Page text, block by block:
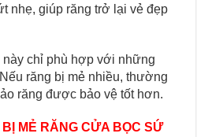
nhẹ, giúp răng trở lại vẻ đẹp
chỉ phù hợp với những
răng bị mẻ nhiều, thường
răng được bảo vệ tốt hơn.
BỊ MẺ RĂNG CỬA BỌC SỨ